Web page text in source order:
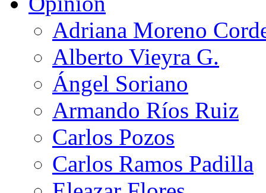
Adriana Moreno
Alberto Vieyra G.
Ángel Soriano
Armando Ríos Ruiz
Carlos Pozos
Carlos Ramos Padilla